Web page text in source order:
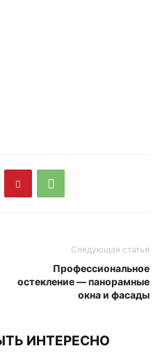
Следующая статья
Профессиональное
остекление — панорамные
окна и фасады
ИНТЕРЕСНО